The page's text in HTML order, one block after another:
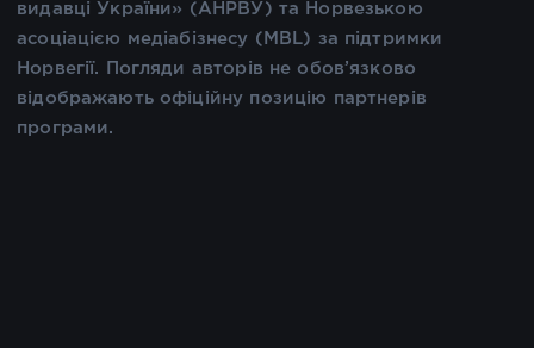
видавці України» (АНРВУ) та Норвезькою
асоціацією медіабізнесу (MBL) за підтримки
Норвегії. Погляди авторів не обов’язково
відображають офіційну позицію партнерів
програми.